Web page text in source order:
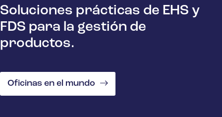
Soluciones prácticas de EHS y
FDS para la gestión de
productos.
Oficinas en el mundo